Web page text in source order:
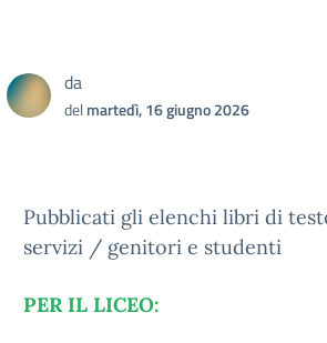
da
delmartedì, 16 giugno 2026
Pubblicati gli elenchi libri di
servizi / genitori e studenti
PER IL LICEO: